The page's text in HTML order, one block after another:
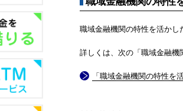
職域金融機関の特性を活かし
詳しくは、次の「職域金融機
「職域金融機関の特性を